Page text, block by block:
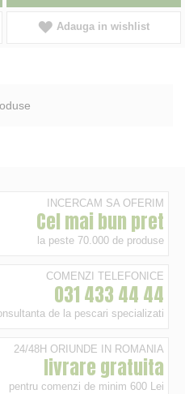
Adauga in wishlist
INCERCAM SA OFERIM
Cel mai bun pret
la peste 70.000 de produse
COMENZI TELEFONICE
031 433 44 44
de la pescari specializati
24/48H ORIUNDE IN ROMANIA
livrare gratuita
pentru comenzi de minim 600 Lei